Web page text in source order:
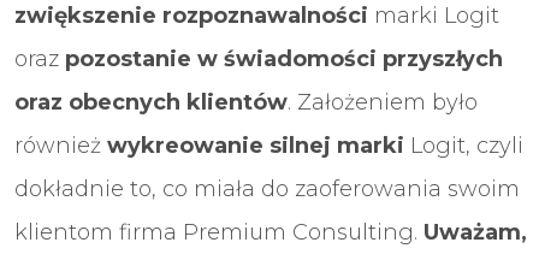
zwiększenie rozpoznawalności marki Logit
oraz pozostanie w świadomości przyszłych
oraz obecnych klientów. Założeniem było
również wykreowanie silnej marki Logit, czyli
dokładnie to, co miała do zaoferowania swoim
klientom firma Premium Consulting. Uważam,